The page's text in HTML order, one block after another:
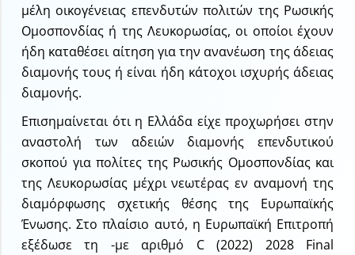
μέλη οικογένειας επενδυτών πολιτών της Ρωσικής
Ομοσπονδίας ή της Λευκορωσίας, οι οποίοι έχουν
ήδη καταθέσει αίτηση για την ανανέωση της άδειας
διαμονής τους ή είναι ήδη κάτοχοι ισχυρής άδειας
διαμονής.
Επισημαίνεται ότι η Ελλάδα είχε προχωρήσει στην
αναστολή των αδειών διαμονής επενδυτικού
σκοπού για πολίτες της Ρωσικής Ομοσπονδίας και
της Λευκορωσίας μέχρι νεωτέρας εν αναμονή της
διαμόρφωσης σχετικής θέσης της Ευρωπαϊκής
Ένωσης. Στο πλαίσιο αυτό, η Ευρωπαϊκή Επιτροπή
εξέδωσε τη -με αριθμό C (2022) 2028 Final